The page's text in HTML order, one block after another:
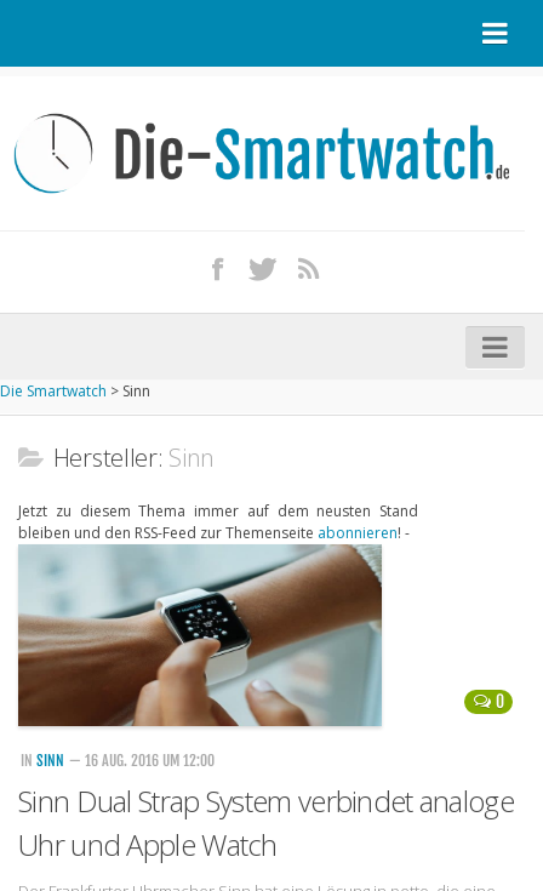
Kontakt / Tipp geben
Impressum
iPhone kaufen
Startseite
Aktuelle Smartwatches im Test
Marken und Modelle
Handytarife
BASE
Smartphonetarife
Datentarife
o2
Smartphonetarife
Prepaid-Tarife
Die Smartwatch > Sinn
Hersteller: Sinn
Jetzt zu diesem Thema immer auf dem neusten Stand
bleiben und den RSS-Feed zur Themenseite abonnieren! -
0
IN SINN — 16 AUG. 2016 UM 12:00
Sinn Dual Strap System verbindet analoge
Uhr und Apple Watch